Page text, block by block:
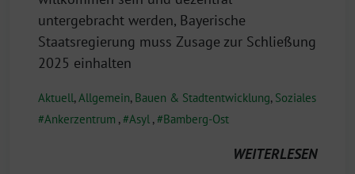
untergebracht werden, Bayerische
Staatsregierung muss Zusage zur Schließung
2025 einhalten
Aktuell,Allgemein, Bauen & Stadtentwicklung, Soziales
Ankerzentrum , Asyl , Bamberg-Ost
WEITERLESEN